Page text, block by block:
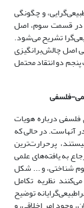
و چگونگی
در قسمت سوم، اصل
تشریح می‌شود.
اصل چالش‌برانگیزی
دو انتقاد محتمل
فلسفی
فلسفی درباره هویات
آنهاست. در حالی که
پرحرارت‌ترین
به یافته‌‌های علمی
شناختی، و ... شکل
نظریه تکامل
توضیح